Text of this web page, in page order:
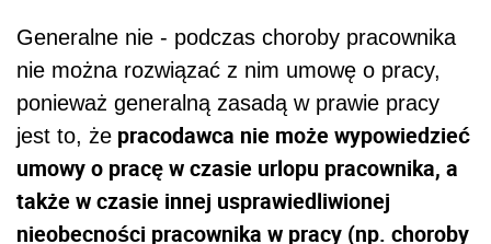
Generalne nie - podczas choroby pracownika
nie można rozwiązać z nim umowę o pracy,
ponieważ generalną zasadą w prawie pracy
jest to, że pracodawca nie może wypowiedzieć
umowy o pracę w czasie urlopu pracownika, a
także w czasie innej usprawiedliwionej
nieobecności pracownika w pracy (np. choroby